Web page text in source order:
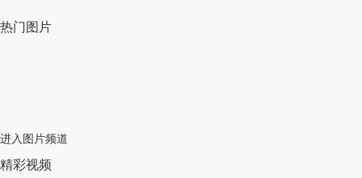
热门图片
进入图片频道
精彩视频